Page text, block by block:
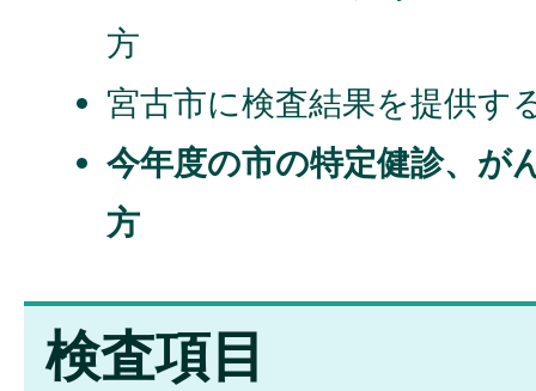
方
宮古市に検査結果を提供す
今年度の市の特定健診、が
方
検査項目